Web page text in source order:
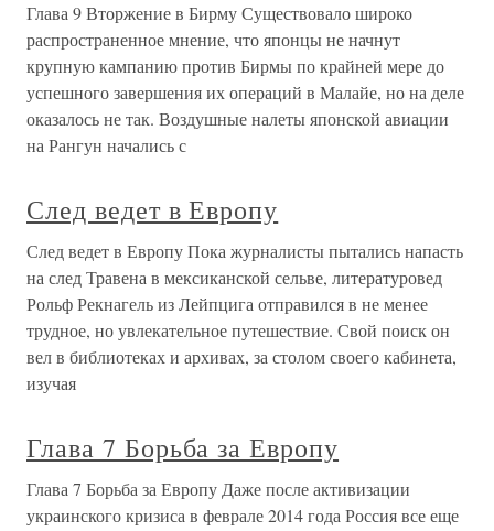
Глава 9 Вторжение в Бирму Существовало широко
распространенное мнение, что японцы не начнут
крупную кампанию против Бирмы по крайней мере до
успешного завершения их операций в Малайе, но на деле
оказалось не так. Воздушные налеты японской авиации
на Рангун начались с
След ведет в Европу
След ведет в Европу Пока журналисты пытались напасть
на след Травена в мексиканской сельве, литературовед
Рольф Рекнагель из Лейпцига отправился в не менее
трудное, но увлекательное путешествие. Свой поиск он
вел в библиотеках и архивах, за столом своего кабинета,
изучая
Глава 7 Борьба за Европу
Глава 7 Борьба за Европу Даже после активизации
украинского кризиса в феврале 2014 года Россия все еще